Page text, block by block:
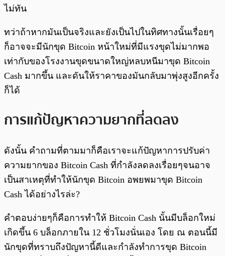
ไม่ทัน
ทว่าถ้าหากมันเป็นจริงและยังเป็นไปในทิศทางนั้นเรื่อยๆ
ก็อาจจะมีนักขุด Bitcoin หน้าใหม่ที่มีแรงขุดไม่มากพอ
เท่ากับของโรงงานขุดขนาดใหญ่หลบหนีมาขุด Bitcoin
Cash มากขึ้น และดันให้ราคาของมันกลับมาพุ่งสูงอีกครั้ง
ก็ได้
การแก้ปัญหาความยากที่ลดลง
ดังนั้น คำถามที่ตามมาก็คือเราจะแก้ปัญหาการปรับค่า
ความยากของ Bitcoin Cash ที่กำลังลดลงเรื่อยๆจนอาจ
เป็นสาเหตุที่ทำให้นักขุด Bitcoin อพยพมาขุด Bitcoin
Cash ได้อย่างไรล่ะ?
คำตอบง่ายๆก็คือการทำให้ Bitcoin Cash นั้นมีบล็อกใหม่
เกิดขึ้น 6 บล็อกภายใน 12 ชั่วโมงนั่นเอง โดย ณ ตอนนี้มี
นักขุดที่ทราบถึงปัญหานี้ดีและกำลังทำการขุด Bitcoin